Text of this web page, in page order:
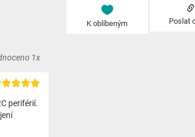
K oblíbeným Poslat
1x
periférií.